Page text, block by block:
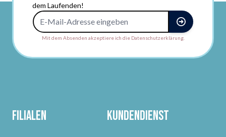
dem Laufenden!
Mit dem Absenden akzeptiere ich die Datenschutzerklärung.
Filialen Kundendienst